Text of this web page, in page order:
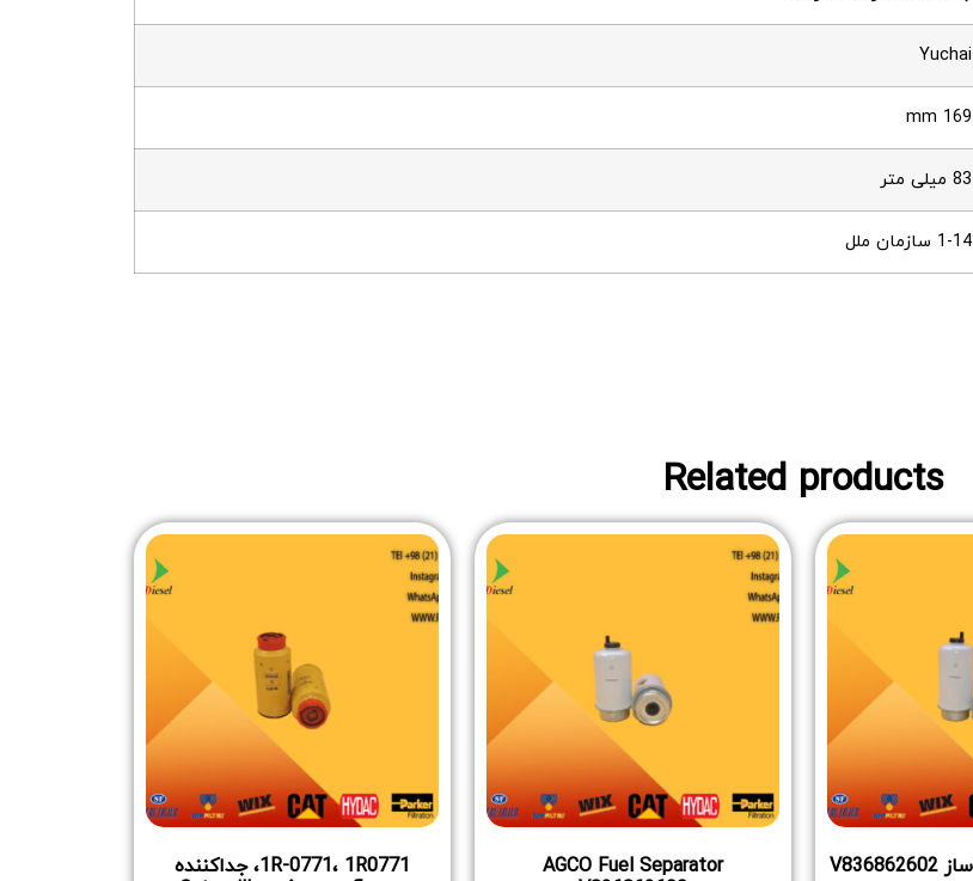
Yuchai
169 mm
83 میلی متر
1-14 سازمان ملل
Related products
AGCO Fuel Separator
1R-0771، 1R0771، جداکننده